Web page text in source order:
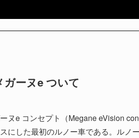
ガーヌe ついて
ーヌe コンセプト（Megane eVision
にした最初のルノー車である。ルノ